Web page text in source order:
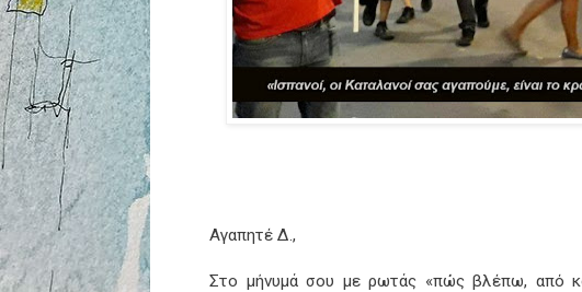
Αγαπητέ Δ.,
Στο μήνυμά σου με ρωτάς «πώς βλέπω, από